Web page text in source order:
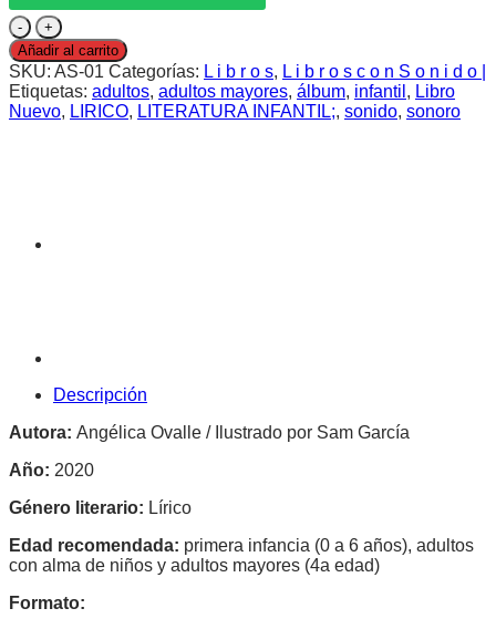
Álbum
sonoro
|
Chin
chin
chin
Añadir al carrito
SKU: AS-01 Categorías: L i b r o s, L i b r o s c o n S o n i d o |
Etiquetas: adultos, adultos mayores, álbum, infantil , Libro
Nuevo, LIRICO, LITERATURA INFANTIL;, sonido, sonoro
Descripción
Autora: Angélica Ovalle / Ilustrado por Sam García
Año: 2020
Género literario: Lírico
Edad recomendada: primera infancia (0 a 6 años), adultos
con alma de niños y adultos mayores (4a edad)
Formato: